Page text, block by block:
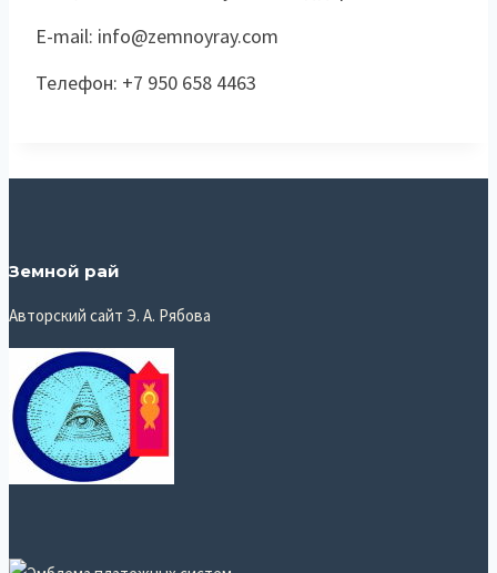
E-mail: info@zemnoyray.com
Телефон: +7 950 658 4463
Земной рай
Авторский сайт Э. А. Рябова